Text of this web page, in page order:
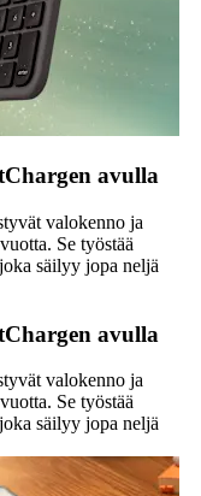
avulla
valokenno ja
Se työstää
säilyy jopa neljä
avulla
valokenno ja
Se työstää
säilyy jopa neljä